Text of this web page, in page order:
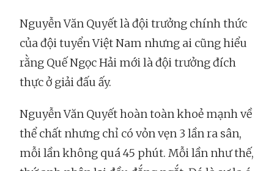
Nguyễn Văn Quyết là đội trưởng chính thức
của đội tuyển Việt Nam nhưng ai cũng hiểu
rằng Quế Ngọc Hải mới là đội trưởng đích
thực ở giải đấu ấy.
Nguyễn Văn Quyết hoàn toàn khoẻ mạnh về
thể chất nhưng chỉ có vỏn vẹn 3 lần ra sân,
mỗi lần không quá 45 phút. Mỗi lần như thế,